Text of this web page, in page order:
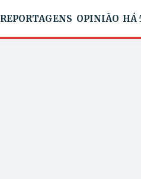
REPORTAGENS OPINIÃO HÁ